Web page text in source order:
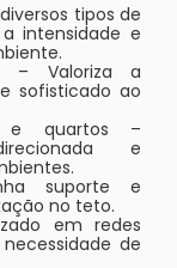
tipos de
intensidade e
– Valoriza a
sofisticado ao
e quartos –
e
suporte e
no teto.
em redes
de